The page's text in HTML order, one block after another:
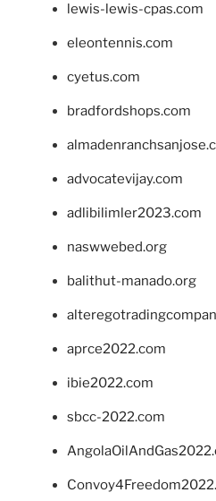
lewis-lewis-cpas.com
eleontennis.com
cyetus.com
bradfordshops.com
advocatevijay.com
adlibilimler2023.com
naswwebed.org
balithut-manado.org
aprce2022.com
ibie2022.com
sbcc-2022.com